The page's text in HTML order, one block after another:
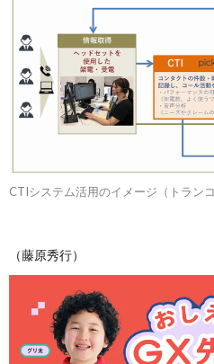
CTIシステム活用のイメージ（トラン
（藤原秀行）